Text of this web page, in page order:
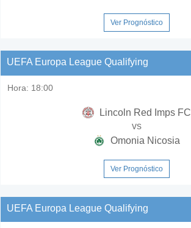
Ver Prognóstico
UEFA Europa League Qualifying
Hora: 18:00
Lincoln Red Imps FC
vs
Omonia Nicosia
Ver Prognóstico
UEFA Europa League Qualifying